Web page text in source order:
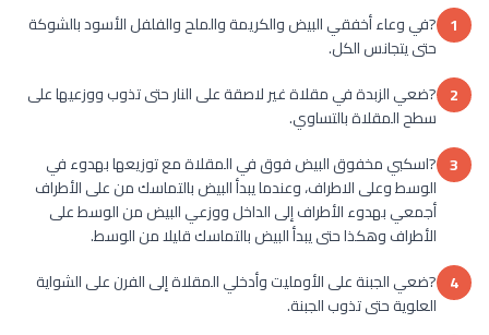
1 ?في وعاء أخفقي البيض والكريمة والملح والفلفل الأسود بالشوكة
حتى يتجانس الكل.
2 ?ضعي الزبدة في مقلاة غير لاصقة على النار حتى تذوب ووزعيها على
سطح المقلاة بالتساوي.
3 ?اسكبي مخفوق البيض فوق في المقلاة مع توزيعها بهدوء في
الوسط وعلى الاطراف، وعندما يبدأ البيض بالتماسك من على الأطراف
أجمعي بهدوء الأطراف إلى الداخل ووزعي البيض من الوسط على
الأطراف وهكذا حتى يبدأ البيض بالتماسك قليلا من الوسط.
4 ?ضعي الجبنة على الأومليت وأدخلي المقلاة إلى الفرن على الشواية
العلوية حتى تذوب الجبنة.